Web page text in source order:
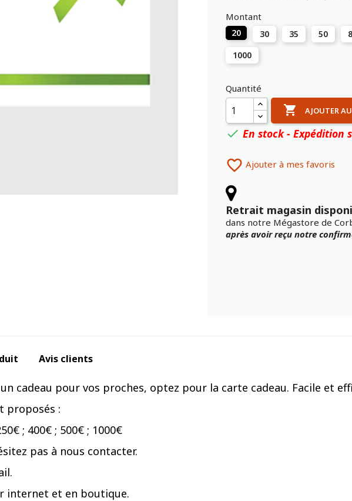
Montant
20 30 35 50
1000
Quantité
 AJOUTER
 En stock - Expédition
 Ajouter à mes favoris
Retrait magasin
dans notre Mégastore de
après avoir reçu notre
Avis clients
cadeau pour vos proches, optez pour la carte cadeau. Facile et
proposés :
; 400€ ; 500€ ; 1000€
pas à nous contacter.
internet et en boutique.